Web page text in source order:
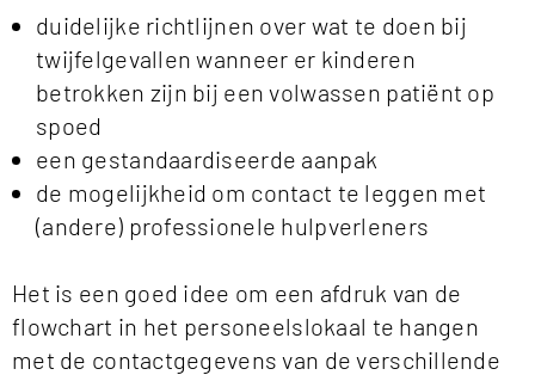
duidelijke richtlijnen over wat te doen bij
twijfelgevallen wanneer er kinderen
betrokken zijn bij een volwassen patiënt op
spoed
een gestandaardiseerde aanpak
de mogelijkheid om contact te leggen met
(andere) professionele hulpverleners
Het is een goed idee om een afdruk van de
flowchart in het personeelslokaal te hangen
met de contactgegevens van de verschillende